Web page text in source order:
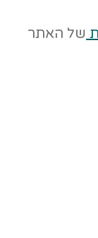
של האתר